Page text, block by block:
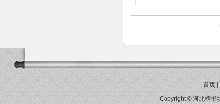
首页|
Copyright © 河北榜书